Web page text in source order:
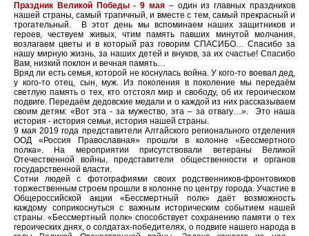
Праздник Великой Победы - 9 мая – один из главных праздников
нашей страны, самый трагичный, и вместе с тем, самый прекрасный и
трогательный. В этот день мы вспоминаем наших защитников и
героев, чествуем живых, чтим память павших минутой молчания,
возлагаем цветы и в который раз говорим СПАСИБО… Спасибо за
нашу мирную жизнь, за наших детей и внуков, за их счастье! Спасибо
Вам, низкий поклон и вечная память…
Вряд ли есть семья, которой не коснулась война. У кого-то воевал дед,
у кого-то отец, сын, муж. Из поколения в поколение мы передаём
светлую память о тех, кто отстоял мир и свободу, об их героическом
подвиге. Передаём дедовские медали и о каждой из них рассказываем
своим детям: «Вот эта - за мужество, эта – за отвагу…». Это наша
история - история семьи, история нашей страны.
9 мая 2019 года представители Алтайского регионального отделения
ООД «Россия Православная» прошли в колонне «Бессмертного
полка». На мероприятии присутствовали ветераны Великой
Отечественной войны, представители общественности и органов
государственной власти.
Сотни людей с фотографиями своих родственников-фронтовиков
торжественным строем прошли в колонне по центру города. Участие в
Общероссийской акции «Бессмертный полк» даёт возможность
каждому соприкоснуться с важным историческим событием нашей
страны. «Бессмертный полк» способствует сохранению памяти о тех
героических днях, о солдатах-победителях, о подвиге нашего народа в